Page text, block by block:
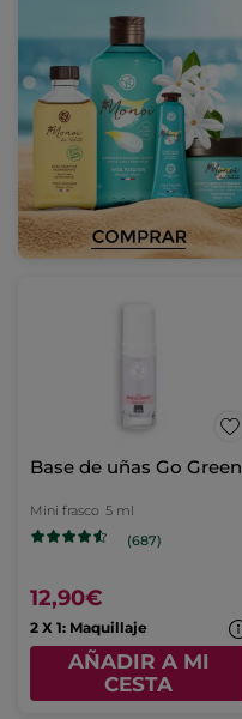
Base de uñas Go Green
Mini frasco 5 ml
(687)
12,90€
2 X 1: Maquillaje
AÑADIR A MI
CESTA